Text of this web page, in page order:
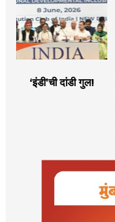
‘इंडी‌’ची दांडी गुल!